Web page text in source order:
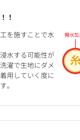
！
を施すことで水
水する可能性が
濯で生地にダメ
用していく度に
。